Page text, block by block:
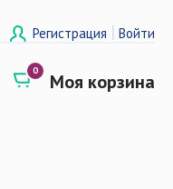
Регистрация | Войти
0 Моя корзина